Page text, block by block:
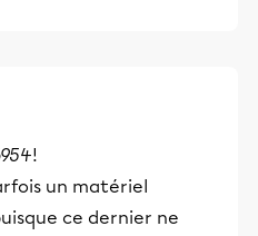
!
un matériel
ce dernier ne